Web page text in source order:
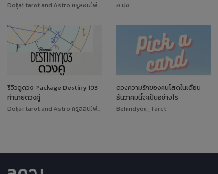
Doljai tarot and Astro ครูสอนไพ่ทาโรต์ อ.ปอ
รีวิวดูดวง Package Destiny 103
ทำนายดวงคู่
Doljai tarot and Astro ครูสอนไพ่ทาโรต์
ดวงความรักของคนโสดในเดือน
ธันวาคมนี้จะเป็นอย่างไร
Behindyou_Tarot